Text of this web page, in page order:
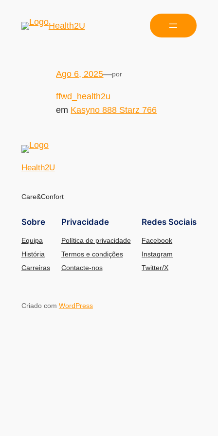
Health2U
Ago 6, 2025—por
ffwd_health2u
em Kasyno 888 Starz 766
Health2U
Care&Confort
Sobre
Equipa
História
Carreiras
Privacidade
Política de privacidade
Termos e condições
Contacte-nos
Redes Sociais
Facebook
Instagram
Twitter/X
Criado com WordPress